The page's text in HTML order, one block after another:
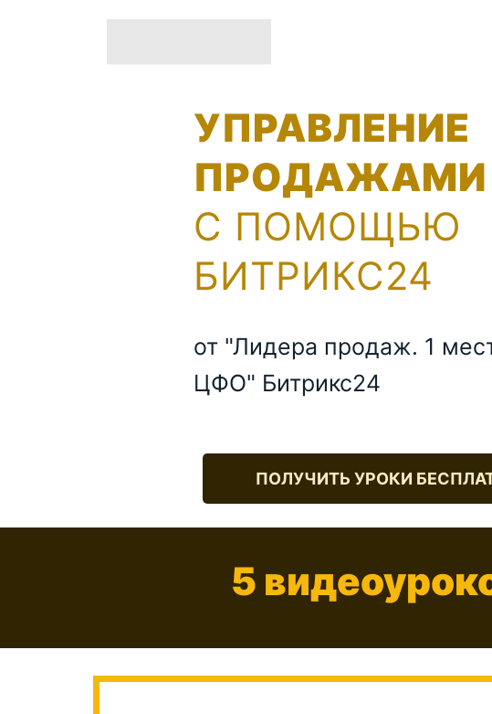
УПРАВЛЕНИЕ
ПРОДАЖАМИ
С ПОМОЩЬЮ
БИТРИКС24
от "Лидера продаж. 1
ЦФО" Битрикс24
ПОЛУЧИТЬ УРОКИ
5